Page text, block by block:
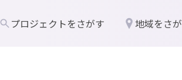
プロジェクトをさがす 地域をさ